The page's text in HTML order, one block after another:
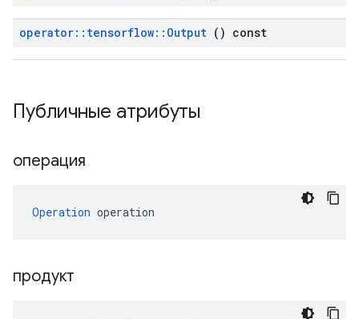
operator:: tensorflow:: Output () const
Публичные атрибуты
операция
Operation operation
продукт